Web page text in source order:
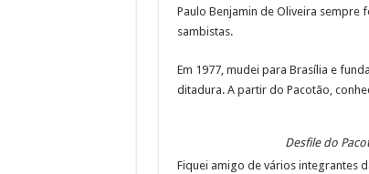
Paulo Benjamin de Oliveira sempre
sambistas.
Em 1977, mudei para Brasília e
ditadura. A partir do Pacotão,
Desfile do
Fiquei amigo de vários integrantes